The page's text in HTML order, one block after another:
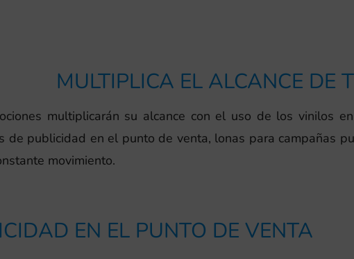
MULTIPLICA EL ALCANCE DE
multiplicarán su alcance con el uso de los vinilos
de publicidad en el punto de venta, lonas para campañas
movimiento.
EN EL PUNTO DE VENTA